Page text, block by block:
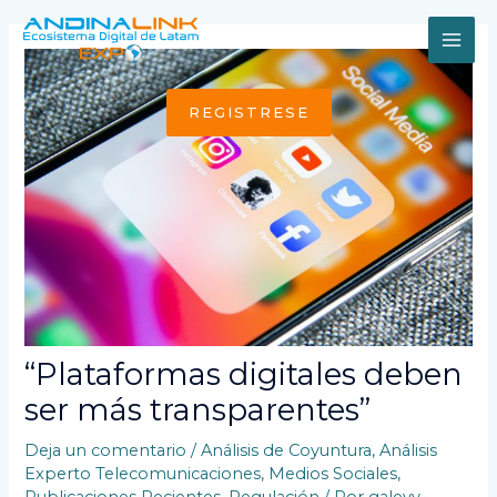
contenido
REGISTRESE
“Plataformas digitales deben
ser más transparentes”
Deja un comentario /Análisis de Coyuntura,Análisis
Experto Telecomunicaciones, Medios Sociales,